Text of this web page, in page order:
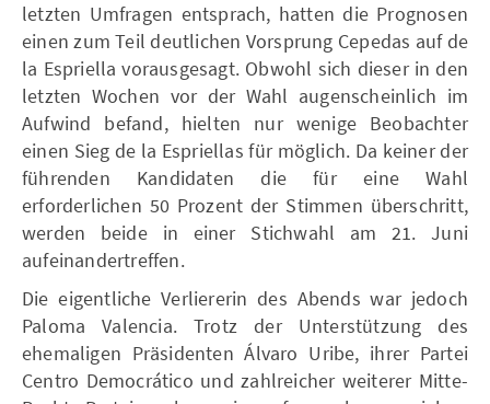
letzten Umfragen entsprach, hatten die Prognosen
einen zum Teil deutlichen Vorsprung Cepedas auf de
la Espriella vorausgesagt. Obwohl sich dieser in den
letzten Wochen vor der Wahl augenscheinlich im
Aufwind befand, hielten nur wenige Beobachter
einen Sieg de la Espriellas für möglich. Da keiner der
führenden Kandidaten die für eine Wahl
erforderlichen 50 Prozent der Stimmen überschritt,
werden beide in einer Stichwahl am 21. Juni
aufeinandertreffen.
Die eigentliche Verliererin des Abends war jedoch
Paloma Valencia. Trotz der Unterstützung des
ehemaligen Präsidenten Álvaro Uribe, ihrer Partei
Centro Democrático und zahlreicher weiterer Mitte-